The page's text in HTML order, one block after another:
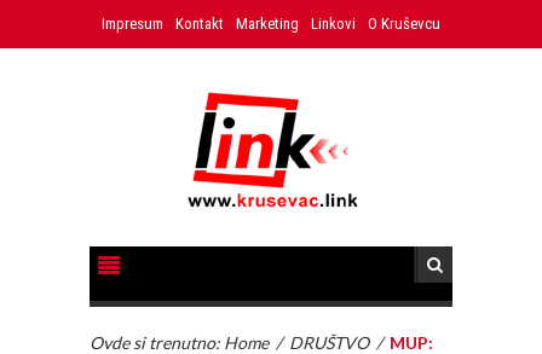
Impresum Kontakt Marketing Linkovi O Kruševcu
Ovde si trenutno: Home / DRUŠTVO / MUP: